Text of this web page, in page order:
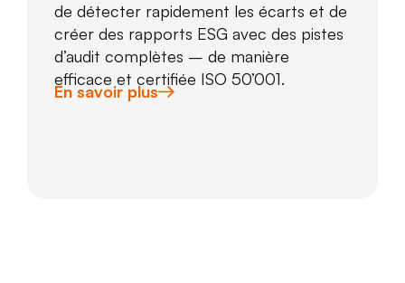
de détecter rapidement les écarts et de
créer des rapports ESG avec des pistes
d’audit complètes – de manière
efficace et certifiée ISO 50’001.
En savoir plus